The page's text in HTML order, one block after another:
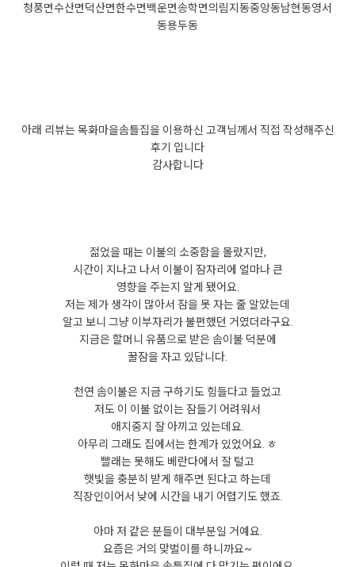
청풍면수산면덕산면한수면백운면송학면의림지동중앙동남현동영서
동용두동
아래 리뷰는 목화마을솜틀집을 이용하신 고객님께서 직접 작성해주신
후기 입니다
감사합니다
젊었을 때는 이불의 소중함을 몰랐지만,
시간이 지나고 나서 이불이 잠자리에 얼마나 큰
영향을 주는지 알게 됐어요.
저는 제가 생각이 많아서 잠을 못 자는 줄 알았는데
알고 보니 그냥 이부자리가 불편했던 거였더라구요.
지금은 할머니 유품으로 받은 솜이불 덕분에
꿀잠을 자고 있답니다.
천연 솜이불은 지금 구하기도 힘들다고 들었고
저도 이 이불 없이는 잠들기 어려워서
애지중지 잘 아끼고 있는데요.
아무리 그래도 집에서는 한계가 있었어요. ㅎ
빨래는 못해도 베란다에서 잘 털고
햇빛을 충분히 받게 해주면 된다고 하는데
직장인이어서 낮에 시간을 내기 어렵기도 했죠.
아마 저 같은 분들이 대부분일 거예요.
요즘은 거의 맞벌이를 하니까요~